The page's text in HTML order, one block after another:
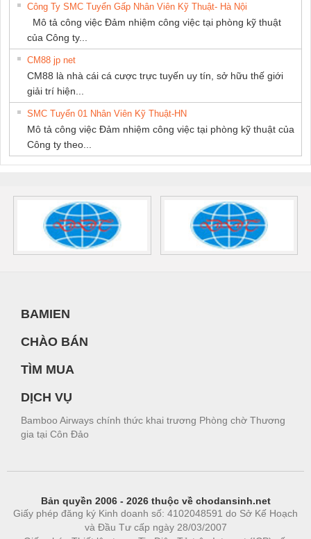
Công Ty SMC Tuyển Gấp Nhân Viên Kỹ Thuật- Hà Nội
Mô tả công việc Đảm nhiệm công việc tại phòng kỹ thuật
của Công ty...
CM88 jp net
CM88 là nhà cái cá cược trực tuyến uy tín, sở hữu thế giới
giải trí hiện...
SMC Tuyển 01 Nhân Viên Kỹ Thuật-HN
Mô tả công việc Đảm nhiệm công việc tại phòng kỹ thuật của
Công ty theo...
BAMIEN
CHÀO BÁN
TÌM MUA
DỊCH VỤ
Bamboo Airways chính thức khai trương Phòng chờ Thương
gia tại Côn Đảo
Bản quyền 2006 - 2026 thuộc về chodansinh.net
Giấy phép đăng ký Kinh doanh số: 4102048591 do Sở Kế Hoạch
và Đầu Tư cấp ngày 28/03/2007